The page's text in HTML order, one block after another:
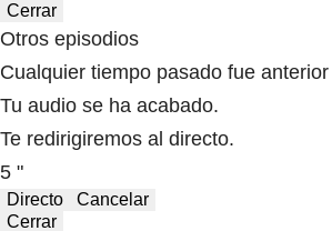
Cerrar
Otros episodios
Cualquier tiempo pasado fue anterior
Tu audio se ha acabado.
Te redirigiremos al directo.
5 "
Directo
Cancelar
Cerrar